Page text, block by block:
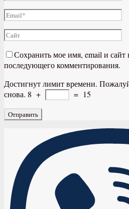
Сохранить мое имя, email и сайт
последующего комментирования.
Достигнут лимит времени.
снова. 8 + = 15